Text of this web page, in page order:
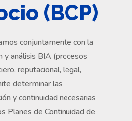
(BCP)
conjuntamente con la
y análisis BIA (procesos
reputacional, legal,
determinar las
y continuidad necesarias
Planes de Continuidad de